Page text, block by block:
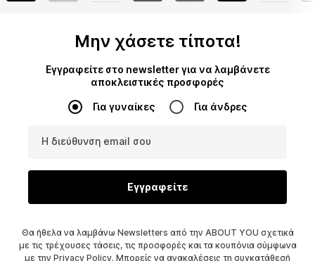
Μην χάσετε τίποτα!
Εγγραφείτε στο newsletter για να λαμβάνετε
αποκλειστικές προσφορές
Για γυναίκες Για άνδρες
Η διεύθυνση email σου
Εγγραφείτε
Θα ήθελα να λαμβάνω Newsletters από την ABOUT YOU σχετικά
με τις τρέχουσες τάσεις, τις προσφορές και τα κουπόνια σύμφωνα
με την Privacy Policy. Μπορείς να ανακαλέσεις τη συγκατάθεσή